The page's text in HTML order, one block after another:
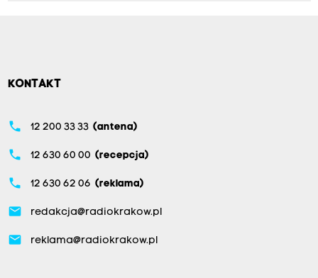
KONTAKT
phone 12 200 33 33 (antena)
phone 12 630 60 00 (recepcja)
phone 12 630 62 06 (reklama)
email redakcja@radiokrakow.pl
email reklama@radiokrakow.pl